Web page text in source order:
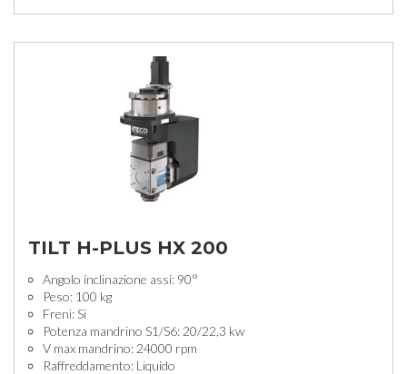
TILT H-PLUS HX 200
Angolo inclinazione assi: 90°
Peso: 100 kg
Freni: Si
Potenza mandrino S1/S6: 20/22,3 kw
V max mandrino: 24000 rpm
Raffreddamento: Liquido